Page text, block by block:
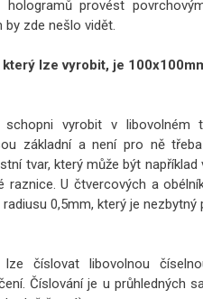
hologramů provést
by zde nešlo vidět.
lze vyrobit, je
vyrobit v libovolném
základní a není pro ně
tvar, který může být
raznice. U čtvercových a
0,5mm, který je nezbytný
lze číslovat libovolnou
Číslování je u průhledných